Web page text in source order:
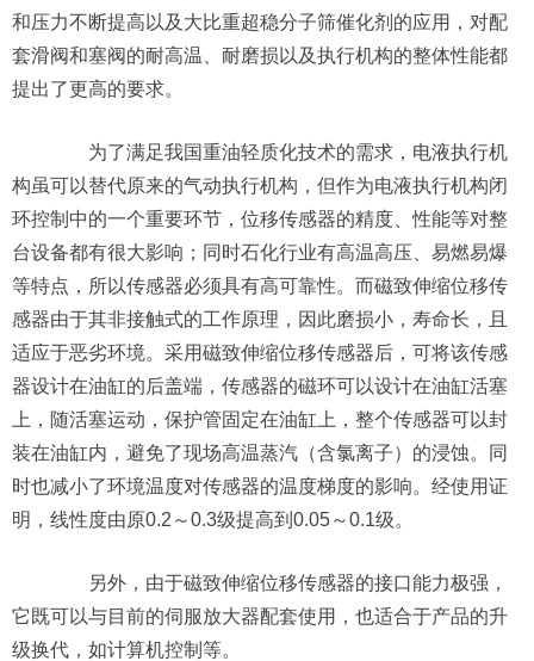
和压力不断提高以及大比重超稳分子筛催化剂的应用，对配
套滑阀和塞阀的耐高温、耐磨损以及执行机构的整体性能都
提出了更高的要求。
为了满足我国重油轻质化技术的需求，电液执行机
构虽可以替代原来的气动执行机构，但作为电液执行机构闭
环控制中的一个重要环节，位移传感器的精度、性能等对整
台设备都有很大影响；同时石化行业有高温高压、易燃易爆
等特点，所以传感器必须具有高可靠性。而磁致伸缩位移传
感器由于其非接触式的工作原理，因此磨损小，寿命长，且
适应于恶劣环境。采用磁致伸缩位移传感器后，可将该传感
器设计在油缸的后盖端，传感器的磁环可以设计在油缸活塞
上，随活塞运动，保护管固定在油缸上，整个传感器可以封
装在油缸内，避免了现场高温蒸汽（含氯离子）的浸蚀。同
时也减小了环境温度对传感器的温度梯度的影响。经使用证
明，线性度由原0.2～0.3级提高到0.05～0.1级。
另外，由于磁致伸缩位移传感器的接口能力极强，
它既可以与目前的伺服放大器配套使用，也适合于产品的升
级换代，如计算机控制等。